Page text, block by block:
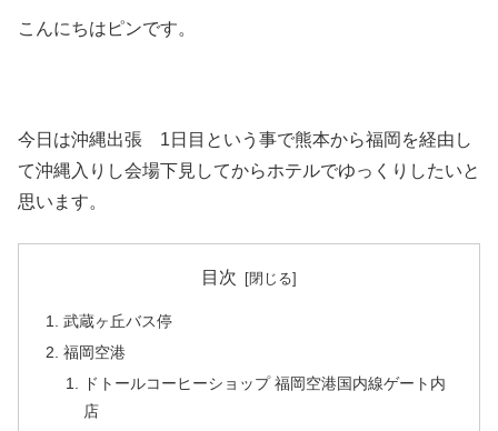
こんにちはピンです。
今日は沖縄出張 1日目という事で熊本から福岡を経由し
て沖縄入りし会場下見してからホテルでゆっくりしたいと
思います。
目次
武蔵ヶ丘バス停
福岡空港
ドトールコーヒーショップ 福岡空港国内線ゲート内
店